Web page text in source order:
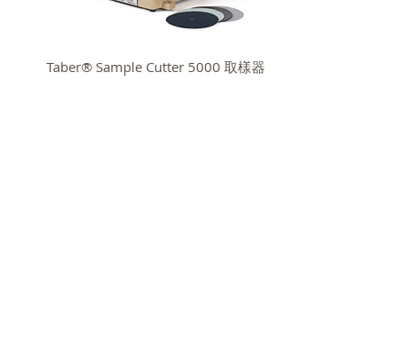
Taber® Sample Cutter 5000 取樣器